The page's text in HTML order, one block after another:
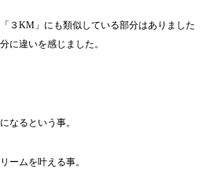
３KM」にも類似している部分はありました
に違いを感じました。
なるという事。
ームを叶える事。